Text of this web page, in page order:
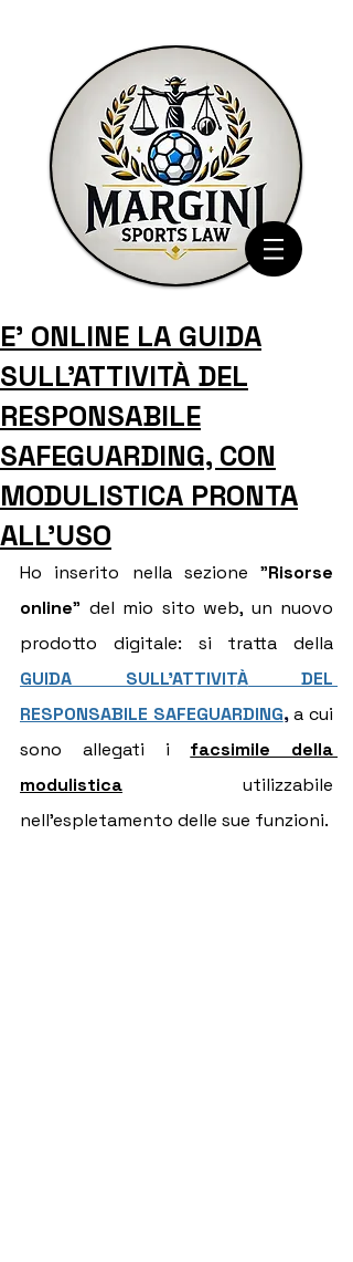
E' ONLINE LA GUIDA
SULL'ATTIVITÀ DEL
RESPONSABILE
SAFEGUARDING, CON
MODULISTICA PRONTA
ALL'USO
Ho inserito nella sezione "Risorse
online" del mio sito web, un nuovo
GUIDA SULL'ATTIVITÀ DEL
RESPONSABILE SAFEGUARDING, a cui
sono allegati i facsimile della
modulistica utilizzabile
nell'espletamento delle sue funzioni.